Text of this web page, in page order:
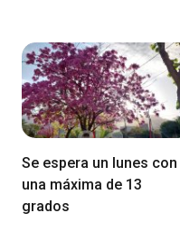
Se espera un lunes con
una máxima de 13
grados